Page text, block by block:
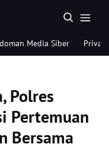
Media Siber
Polres
Pertemuan
Bersama